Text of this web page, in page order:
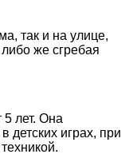
так и на улице,
же сгребая
5 лет. Она
детских играх, при